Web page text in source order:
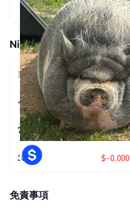
$0.00036362
Nikepig (NIKEPIG) の価格
期間 金額変
今日 $-
7日 +
30日 $-
免責事項